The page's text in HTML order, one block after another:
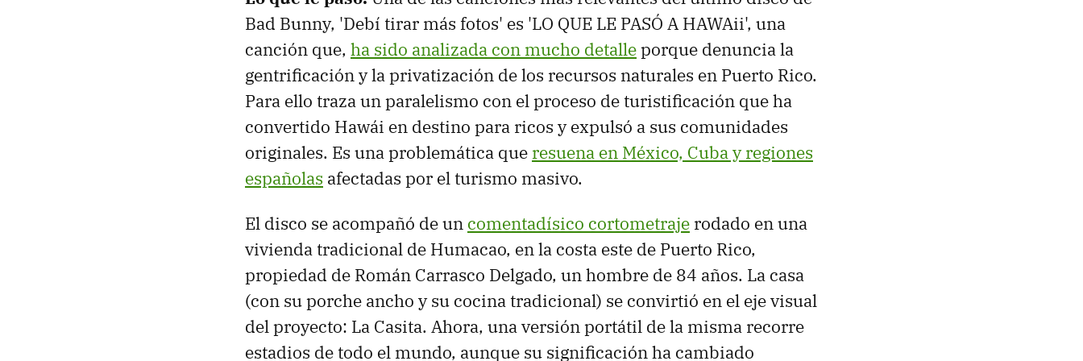
Bad Bunny, 'Debí tirar más fotos' es 'LO QUE LE PASÓ A HAWAii', una
canción que, ha sido analizada con mucho detalleporque denuncia la
gentrificación y la privatización de los recursos naturales en Puerto Rico.
Para ello traza un paralelismo con el proceso de turistificación que ha
convertido Hawái en destino para ricos y expulsó a sus comunidades
originales. Es una problemática que resuena en México, Cuba y regiones
españolas afectadas por el turismo masivo.
El disco se acompañó de un comentadísico cortometraje rodado en una
vivienda tradicional de Humacao, en la costa este de Puerto Rico,
propiedad de Román Carrasco Delgado, un hombre de 84 años. La casa
(con su porche ancho y su cocina tradicional) se convirtió en el eje visual
del proyecto: La Casita. Ahora, una versión portátil de la misma recorre
estadios de todo el mundo, aunque su significación ha cambiado